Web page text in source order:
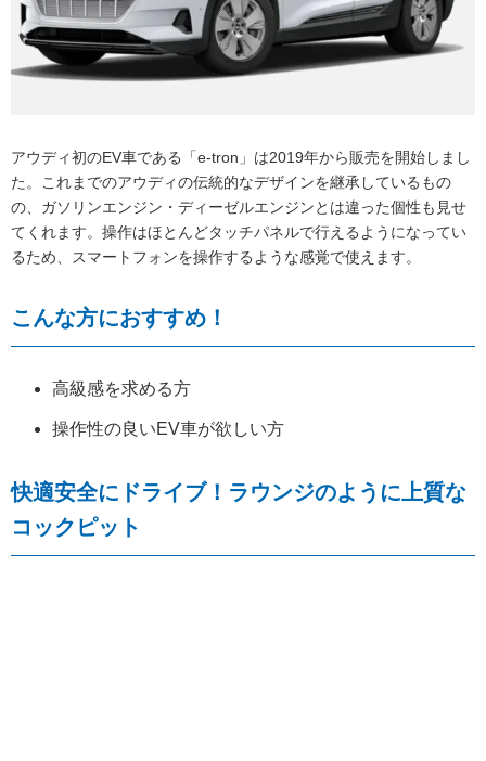
アウディ初のEV車である「e-tron」は2019年から販売を開始しまし
た。これまでのアウディの伝統的なデザインを継承しているもの
の、ガソリンエンジン・ディーゼルエンジンとは違った個性も見せ
てくれます。操作はほとんどタッチパネルで行えるようになってい
るため、スマートフォンを操作するような感覚で使えます。
こんな方におすすめ！
高級感を求める方
操作性の良いEV車が欲しい方
快適安全にドライブ！ラウンジのように上質な
コックピット